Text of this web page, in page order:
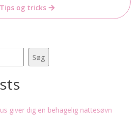
Tips og tricks
Søg
giver dig en behagelig nattesøvn